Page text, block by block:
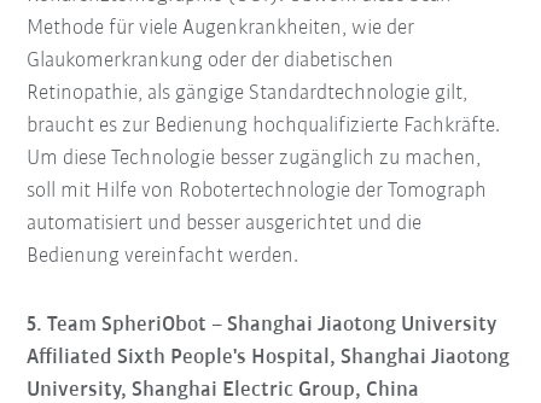
Methode für viele Augenkrankheiten, wie der
Glaukomerkrankung oder der diabetischen
Retinopathie, als gängige Standardtechnologie gilt,
braucht es zur Bedienung hochqualifizierte Fachkräfte.
Um diese Technologie besser zugänglich zu machen,
soll mit Hilfe von Robotertechnologie der Tomograph
automatisiert und besser ausgerichtet und die
Bedienung vereinfacht werden.
5. Team SpheriObot – Shanghai Jiaotong University
Affiliated Sixth People's Hospital, Shanghai Jiaotong
University, Shanghai Electric Group, China